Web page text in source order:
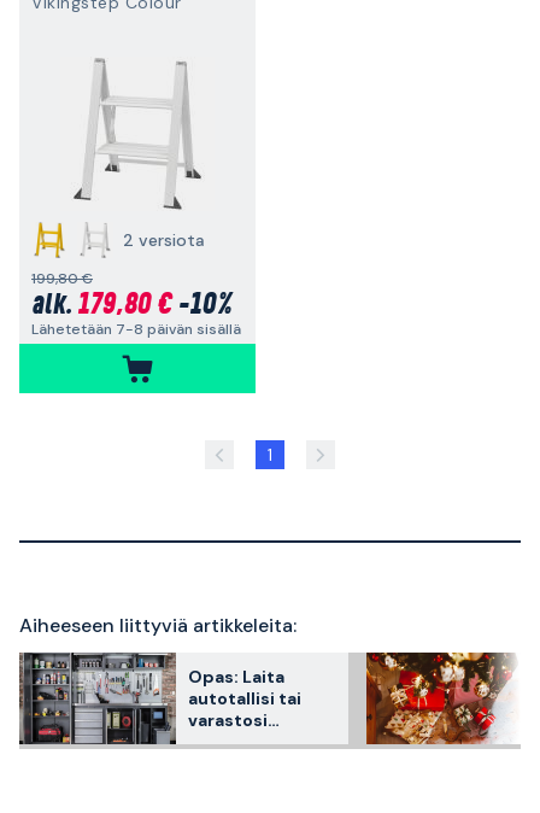
2 versiota
199,80 €
alk. 179,80 €-10%
Lähetetään 7-8 päivän sisällä
1
Aiheeseen liittyviä artikkeleita:
Opas: Laita
autotallisi tai
varastosi
kalustus